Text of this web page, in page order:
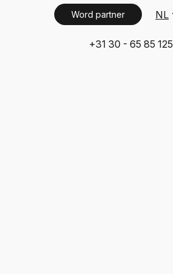
Word partner NL
+31 30 - 65 85 125